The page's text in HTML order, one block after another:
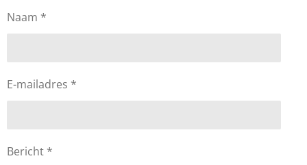
Naam *
E-mailadres *
Bericht *